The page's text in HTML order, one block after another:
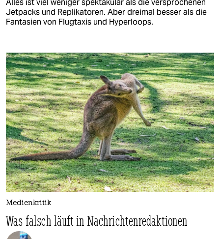
Alles ist viel weniger spektakulär als die versprochenen
Jetpacks und Replikatoren. Aber dreimal besser als die
Fantasien von Flugtaxis und Hyperloops.
Medienkritik
Was falsch läuft in Nachrichtenredaktionen